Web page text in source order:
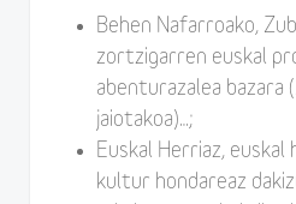
Behen Nafarroako,
zortzigarren euskal
abenturazalea bazara
jaiotakoa)…;
Euskal Herriaz,
kultur hondareaz